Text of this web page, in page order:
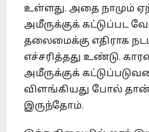
உள்ளது. அதை நாமும்
அமீருக்குக் கட்டுப்பட
தலைமைக்கு எதிராக
எச்சரித்தது உண்டு.
அமீருக்குக்
விளங்கியது போல்
இருந்தோம்.